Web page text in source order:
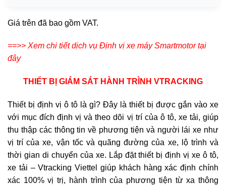
Giá trên đã bao gồm VAT.
==>> Xem chi tiết dịch vụ Định vị xe máy Smartmotor tại
đây
THIẾT BỊ GIÁM SÁT HÀNH TRÌNH VTRACKING
Thiết bị định vị ô tô là gì? Đây là thiết bị được gắn vào xe
với mục đích định vị và theo dõi vị trí của ô tô, xe tải, giúp
thu thập các thông tin về phương tiện và người lái xe như
vị trí của xe, vận tốc và quãng đường của xe, lộ trình và
thời gian di chuyển của xe. Lắp đặt thiết bị định vị xe ô tô,
xe tải – Vtracking Viettel giúp khách hàng xác định chính
xác 100% vị trị, hành trình của phương tiện từ xa thông